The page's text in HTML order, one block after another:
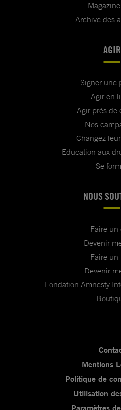
Archive des
AGIR
Signer une
Agir en
Agir près de
Nos
Changez
Education aux
Se
NOUS
Faire un
Devenir
Faire un
Devenir
Fondation Amnesty
Mentions
Politique de
Utilisation
Paramètres